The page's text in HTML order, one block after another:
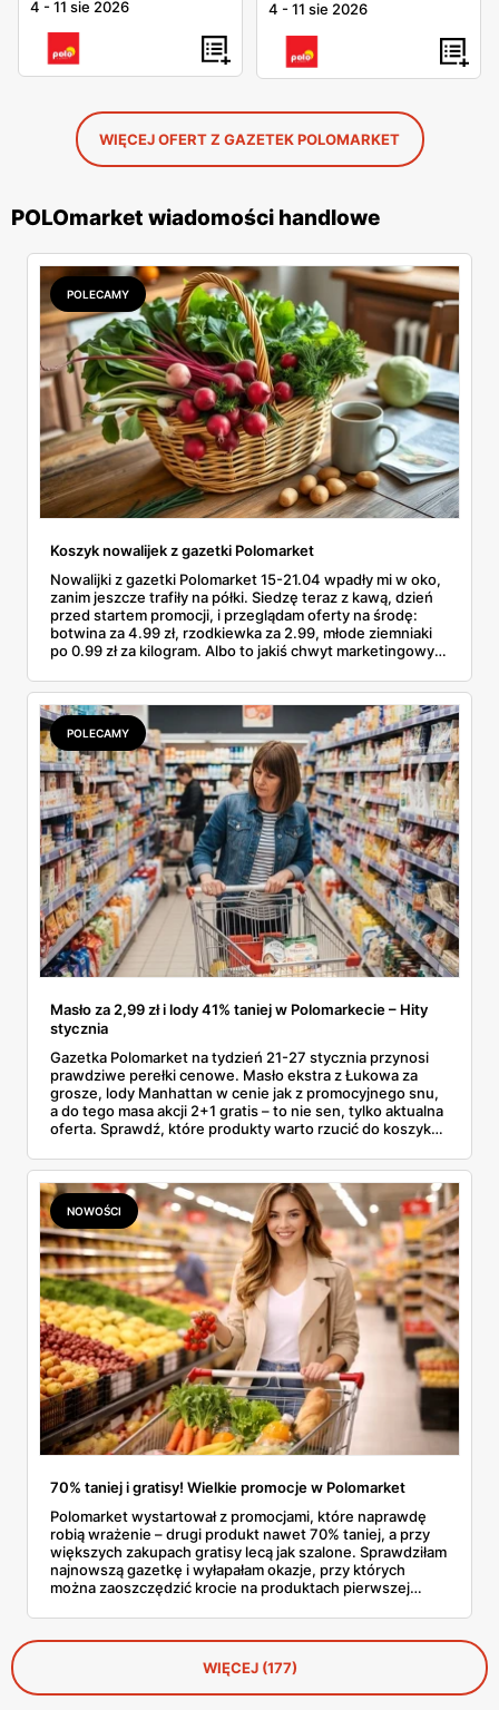
4 -11 sie 2026 4 -11 sie 2026
WIĘCEJ OFERT Z GAZETEK POLOMARKET
POLOmarket wiadomości handlowe
POLECAMY
Koszyk nowalijek z gazetki Polomarket
Nowalijki z gazetki Polomarket 15-21.04 wpadły mi w oko,
zanim jeszcze trafiły na półki. Siedzę teraz z kawą, dzień
przed startem promocji, i przeglądam oferty na środę:
botwina za 4.99 zł, rzodkiewka za 2.99, młode ziemniaki
po 0.99 zł za kilogram. Albo to jakiś chwyt marketingowy,
Polomarkecie za mniej niż pięć dych. Podkreślam kilka
pozycji długopisem i liczę, co wrzucę do koszyka w środę
rano. No to po kolei.
POLECAMY
Masło za 2,99 zł i lody 41% taniej w Polomarkecie – Hity
stycznia
Gazetka Polomarket na tydzień 21-27 stycznia przynosi
prawdziwe perełki cenowe. Masło ekstra z Łukowa za
grosze, lody Manhattan w cenie jak z promocyjnego snu,
a do tego masa akcji 2+1 gratis – to nie sen, tylko aktualna
oferta. Sprawdź, które produkty warto rzucić do koszyka,
czekają).
NOWOŚCI
70% taniej i gratisy! Wielkie promocje w Polomarket
Polomarket wystartował z promocjami, które naprawdę
robią wrażenie – drugi produkt nawet 70% taniej, a przy
większych zakupach gratisy lecą jak szalone. Sprawdziłam
najnowszą gazetkę i wyłapałam okazje, przy których
można zaoszczędzić krocie na produktach pierwszej
2, słodycze z rabatem 70% na drugi produkt – to tylko
wierzchołek góry lodowej styczniowych promocji
wielopakowych, które pozwalają zrobić solidne zapasy za
ułamek standardowej ceny.WIĘCEJ (177)